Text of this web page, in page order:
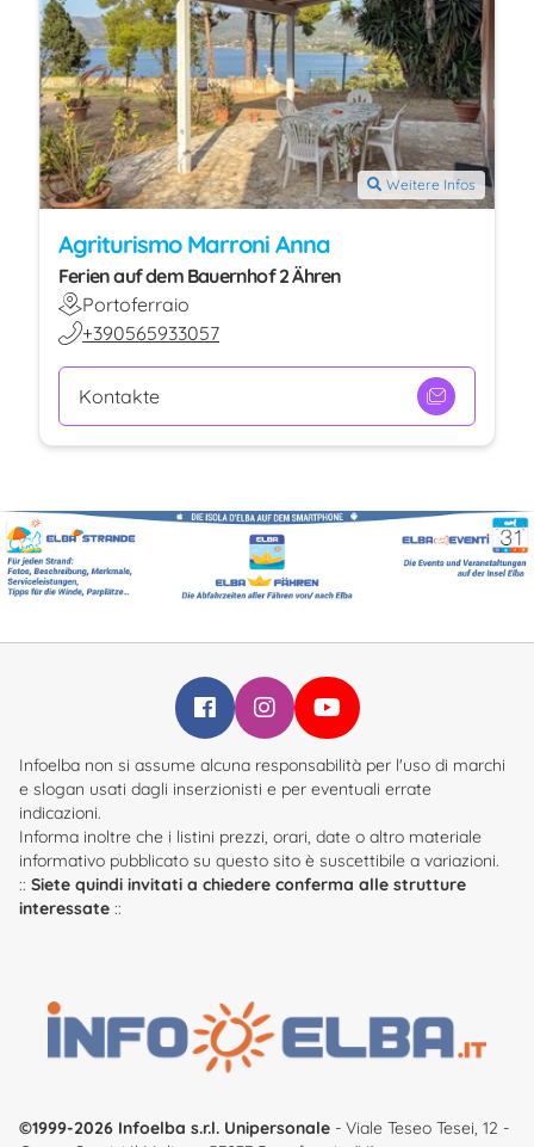
Weitere Infos
Agriturismo Marroni Anna
Ferien auf dem Bauernhof 2 Ähren
Portoferraio
+390565933057
Kontakte
Infoelba su Facebook
Infoelba su Instagram
Infoelba su YouTube
Infoelba non si assume alcuna responsabilità per l'uso di marchi
e slogan usati dagli inserzionisti e per eventuali errate
indicazioni.
Informa inoltre che i listini prezzi, orari, date o altro materiale
informativo pubblicato su questo sito è suscettibile a variazioni.
:: Siete quindi invitati a chiedere conferma alle strutture
interessate ::
©1999-2026 Infoelba s.r.l. Unipersonale - Viale Teseo Tesei, 12 -